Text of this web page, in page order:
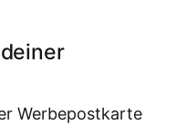
Werbepostkarte